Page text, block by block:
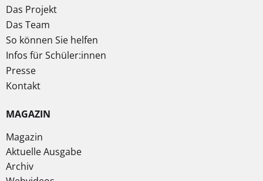
Das Projekt
Das Team
So können Sie helfen
Infos für Schüler:innen
Presse
Kontakt
MAGAZIN
Magazin
Aktuelle Ausgabe
Archiv